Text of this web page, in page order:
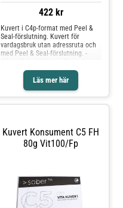
422 kr
Läs mer här
Kuvert i C4p-format med Peel &
Seal-förslutning. Kuvert för
vardagsbruk utan adressruta och
med Peel & Seal-förslutning. -
Förpackning: 250 st. - 90 g papper
Kuvert Konsument C5 FH
80g Vit100/fp